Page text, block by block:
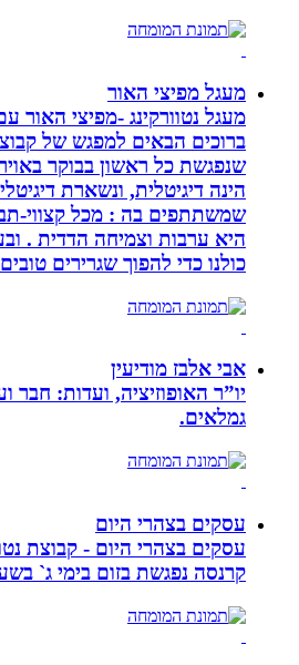
מעגל מפיצי האור
מעגל נטוורקינג -מפיצי האור עם
ברוכים הבאים למפגש של קבוצת
שנפגשת כל ראשון בבוקר באויר
הינה דיגיטלית, ונשארת דיגיטלית.
שמשתתפים בה : מכל קצווי-תבל !
היא ערבות וצמיחה הדדית .
כולנו כדי להפוך שגרירים טובים
אבי אלבז מודיעין
יו”ר האופוזיציה, ועדות: חבר ועדת
גמלאים.
עסקים בצהרי היום
עסקים בצהרי היום - קבוצת
קרנסה נפגשת בזום בימי ג` בשעה 1300